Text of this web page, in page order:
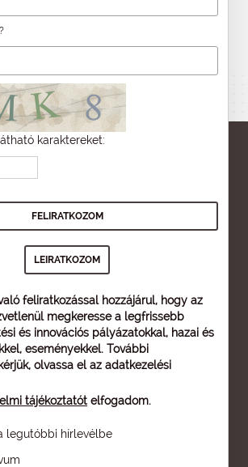
karaktereket:
feliratkozással hozzájárul, hogy az
megkeresse a legfrissebb
és innovációs pályázatokkal, hazai és
eseményekkel. További
olvassa el az adatkezelési
tájékoztatót elfogadom.
legutóbbi hírlevélbe